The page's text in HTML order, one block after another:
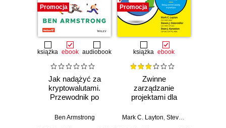
Promocja
książka ebook audiobook
Jak nadążyć za
kryptowalutami.
Przewodnik po
cyfrowej ekonomii
Ben Armstrong
Promocja
książka ebook
Zwinne
zarządzanie
projektami dla
Wydanie III
Mark C. Layton Steven J. Ostermiller